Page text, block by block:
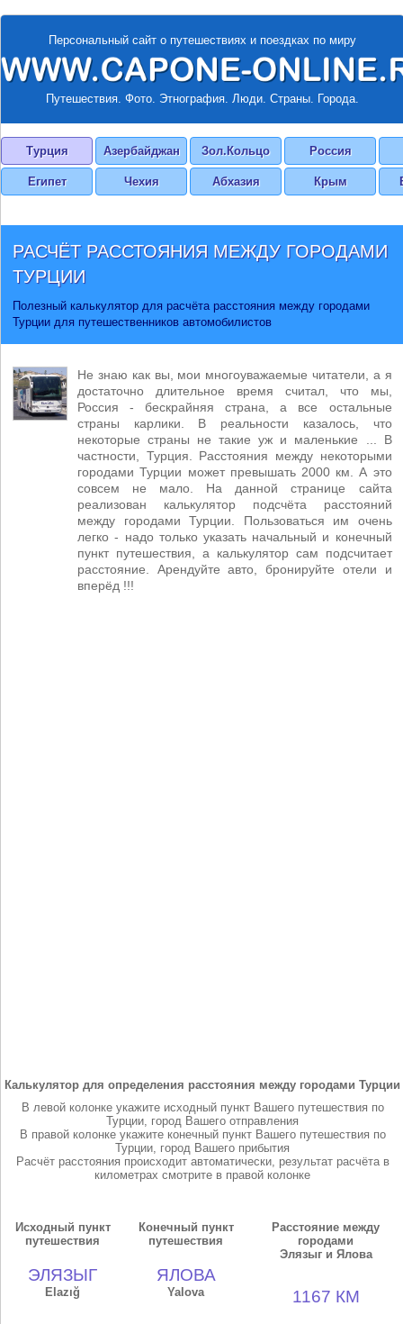
Персональный сайт о путешествиях и поездках по миру
Путешествия. Фото. Этнография. Люди. Страны. Города.
Турция Азербайджан Зол.Кольцо Россия
Египет Чехия Абхазия Крым
РАСЧЁТ РАССТОЯНИЯ МЕЖДУ ГОРОДАМИ
ТУРЦИИ
Полезный калькулятор для расчёта расстояния между городами
Турции для путешественников автомобилистов
Не знаю как вы, мои многоуважаемые читатели, а я
достаточно длительное время считал, что мы,
Россия - бескрайняя страна, а все остальные
страны карлики. В реальности казалось, что
некоторые страны не такие уж и маленькие ... В
частности, Турция. Расстояния между некоторыми
городами Турции может превышать 2000 км. А это
совсем не мало. На данной странице сайта
реализован калькулятор подсчёта расстояний
между городами Турции. Пользоваться им очень
легко - надо только указать начальный и конечный
пункт путешествия, а калькулятор сам подсчитает
расстояние. Арендуйте авто, бронируйте отели и
вперёд !!!
Калькулятор для определения расстояния между городами Турции
В левой колонке укажите исходный пункт Вашего путешествия по
Турции, город Вашего отправления
В правой колонке укажите конечный пункт Вашего путешествия по
Турции, город Вашего прибытия
Расчёт расстояния происходит автоматически, результат расчёта в
километрах смотрите в правой колонке
Исходный пункт
путешествия
ЭЛЯЗЫГ
Elazığ
Конечный пункт
путешествия
ЯЛОВА
Yalova
Расстояние между
городами
Элязыг и Ялова
1167 КМ